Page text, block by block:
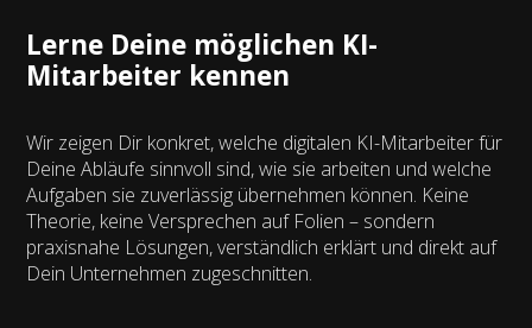
Lerne Deine möglichen KI-
Mitarbeiter kennen
Wir zeigen Dir konkret, welche digitalen KI-Mitarbeiter für
Deine Abläufe sinnvoll sind, wie sie arbeiten und welche
Aufgaben sie zuverlässig übernehmen können. Keine
Theorie, keine Versprechen auf Folien – sondern
praxisnahe Lösungen, verständlich erklärt und direkt auf
Dein Unternehmen zugeschnitten.